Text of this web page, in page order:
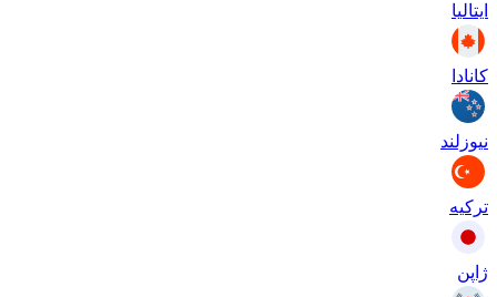
ایتالیا
کانادا
نیوزلند
ترکیه
ژاپن